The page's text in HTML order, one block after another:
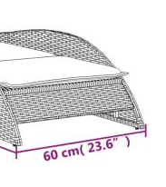
73 см (Ш x Д x В)
x 192 cм (Ш x Д)
земята: 23 см
натоварване (на